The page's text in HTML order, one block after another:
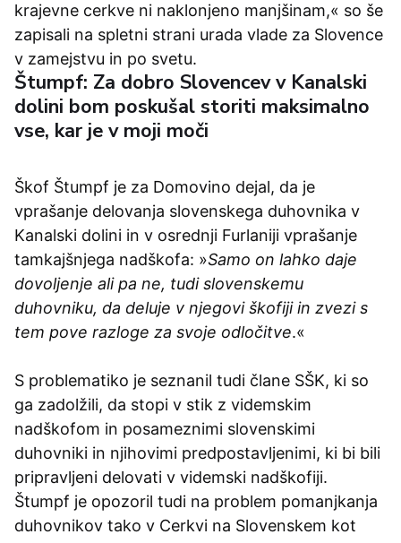
krajevne cerkve ni naklonjeno manjšinam,« so še
zapisali na spletni strani urada vlade za Slovence
v zamejstvu in po svetu.
Štumpf: Za dobro Slovencev v Kanalski
dolini bom poskušal storiti maksimalno
vse, kar je v moji moči
Škof Štumpf je za Domovino dejal, da je
vprašanje delovanja slovenskega duhovnika v
Kanalski dolini in v osrednji Furlaniji vprašanje
tamkajšnjega nadškofa: »Samo on lahko daje
dovoljenje ali pa ne, tudi slovenskemu
duhovniku, da deluje v njegovi škofiji in zvezi s
tem pove razloge za svoje odločitve.«
S problematiko je seznanil tudi člane SŠK, ki so
ga zadolžili, da stopi v stik z videmskim
nadškofom in posameznimi slovenskimi
duhovniki in njihovimi predpostavljenimi, ki bi bili
pripravljeni delovati v videmski nadškofiji.
Štumpf je opozoril tudi na problem pomanjkanja
duhovnikov tako v Cerkvi na Slovenskem kot